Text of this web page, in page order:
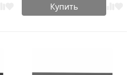
Купить